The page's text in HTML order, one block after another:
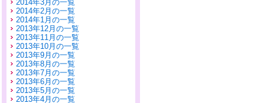
2014年3月の一覧
2014年2月の一覧
2014年1月の一覧
2013年12月の一覧
2013年11月の一覧
2013年10月の一覧
2013年9月の一覧
2013年8月の一覧
2013年7月の一覧
2013年6月の一覧
2013年5月の一覧
2013年4月の一覧